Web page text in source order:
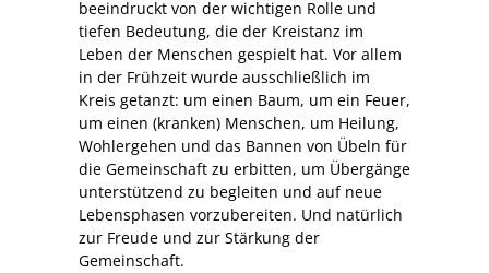
beeindruckt von der wichtigen Rolle und
tiefen Bedeutung, die der Kreistanz im
Leben der Menschen gespielt hat. Vor allem
in der Frühzeit wurde ausschließlich im
Kreis getanzt: um einen Baum, um ein Feuer,
um einen (kranken) Menschen, um Heilung,
Wohlergehen und das Bannen von Übeln für
die Gemeinschaft zu erbitten, um Übergänge
unterstützend zu begleiten und auf neue
Lebensphasen vorzubereiten. Und natürlich
zur Freude und zur Stärkung der
Gemeinschaft.